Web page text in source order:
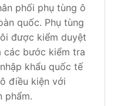
phối phụ tùng ô
quốc. Phụ tùng
được kiểm duyệt
các bước kiểm tra
khẩu quốc tế
điều kiện với
phẩm.